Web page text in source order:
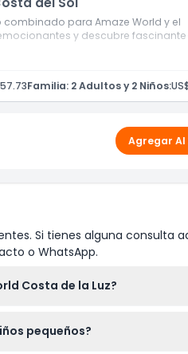
para Amaze World y el
emocionantes y descubre
Familia: 2 Adultos y 2 Niños:
Agregar
Si tienes alguna
o WhatsApp.
Costa de la Luz?
momento de la reserva).
pequeños?